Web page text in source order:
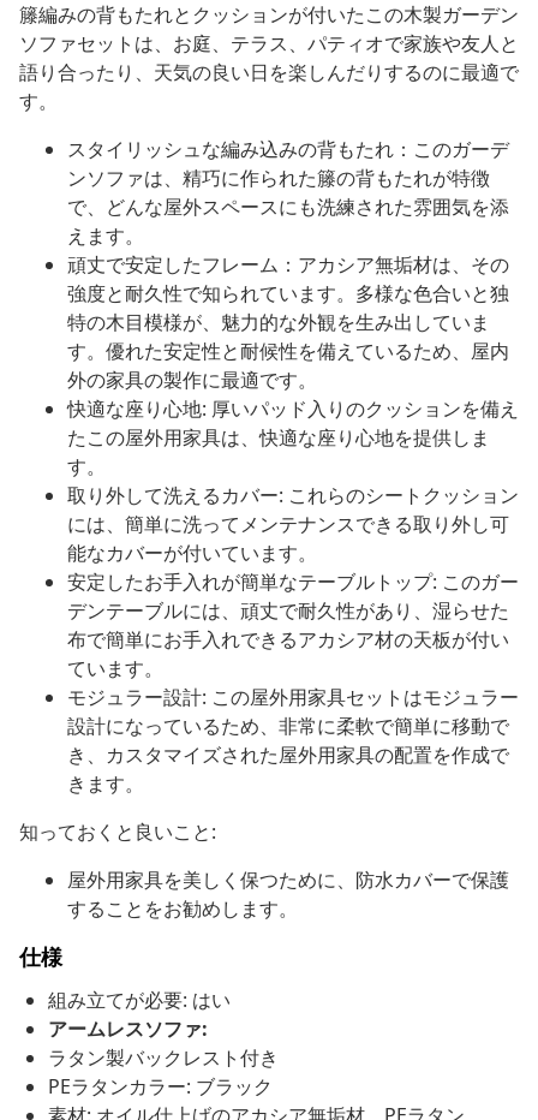
籐編みの背もたれとクッションが付いたこの木製ガーデン
ソファセットは、お庭、テラス、パティオで家族や友人と
語り合ったり、天気の良い日を楽しんだりするのに最適で
す。
スタイリッシュな編み込みの背もたれ：このガーデ
ンソファは、精巧に作られた籐の背もたれが特徴
で、どんな屋外スペースにも洗練された雰囲気を添
えます。
頑丈で安定したフレーム：アカシア無垢材は、その
強度と耐久性で知られています。多様な色合いと独
特の木目模様が、魅力的な外観を生み出していま
す。優れた安定性と耐候性を備えているため、屋内
外の家具の製作に最適です。
快適な座り心地: 厚いパッド入りのクッションを備え
たこの屋外用家具は、快適な座り心地を提供しま
す。
取り外して洗えるカバー: これらのシートクッション
には、簡単に洗ってメンテナンスできる取り外し可
能なカバーが付いています。
安定したお手入れが簡単なテーブルトップ: このガー
デンテーブルには、頑丈で耐久性があり、湿らせた
布で簡単にお手入れできるアカシア材の天板が付い
ています。
モジュラー設計: この屋外用家具セットはモジュラー
設計になっているため、非常に柔軟で簡単に移動で
き、カスタマイズされた屋外用家具の配置を作成で
きます。
知っておくと良いこと:
屋外用家具を美しく保つために、防水カバーで保護
することをお勧めします。
仕様
組み立てが必要: はい
アームレスソファ:
ラタン製バックレスト付き
PEラタンカラー: ブラック